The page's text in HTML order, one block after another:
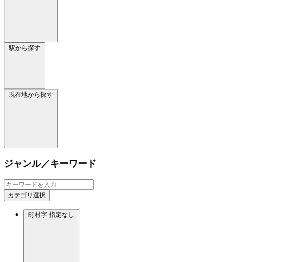
駅から探す
現在地から探す
ジャンル／キーワード
カテゴリ選択
町村字 指定なし